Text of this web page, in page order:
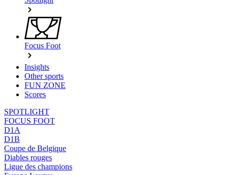
Focus Foot
Insights
Other sports
FUN ZONE
Scores
SPOTLIGHT
FOCUS FOOT
D1A
D1B
Coupe de Belgique
Diables rouges
Ligue des champions